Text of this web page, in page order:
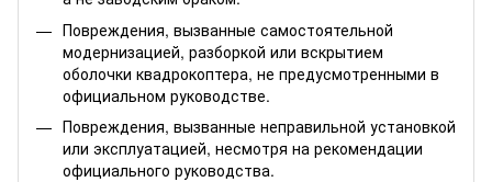
Повреждения, вызванные самостоятельной
модернизацией, разборкой или вскрытием
оболочки квадрокоптера, не предусмотренными в
официальном руководстве.
Повреждения, вызванные неправильной установкой
или эксплуатацией, несмотря на рекомендации
официального руководства.